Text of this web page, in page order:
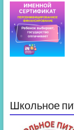
Школьное